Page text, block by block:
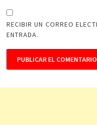
RECIBIR UN CORREO
ENTRADA.